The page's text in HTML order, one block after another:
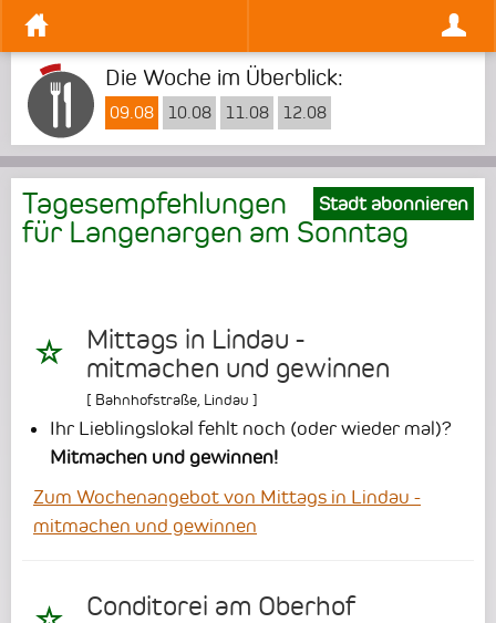
Die Woche im Überblick:
09.08 10.08 11.08 12.08
Stadt abonnieren
Tagesempfehlungen
für Langenargen am Sonntag
Mittags in Lindau -
mitmachen und gewinnen
[ Bahnhofstraße, Lindau ]
Ihr Lieblingslokal fehlt noch (oder wieder mal)?
Mitmachen und gewinnen!
Zum Wochenangebot von Mittags in Lindau -
mitmachen und gewinnen
Conditorei am Oberhof